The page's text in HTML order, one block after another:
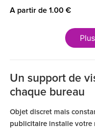
A partir de 1.00 €
Un support de
chaque bureau
Objet discret mais
publicitaire installe votre